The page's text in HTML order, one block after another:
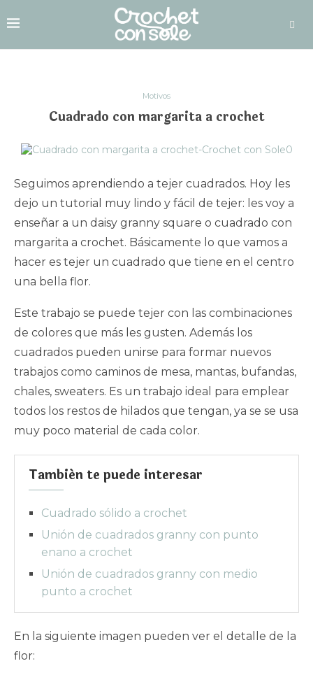
Motivos
Cuadrado con margarita a crochet
Seguimos aprendiendo a tejer cuadrados. Hoy les
dejo un tutorial muy lindo y fácil de tejer: les voy a
enseñar a un daisy granny square o cuadrado con
margarita a crochet. Básicamente lo que vamos a
hacer es tejer un cuadrado que tiene en el centro
una bella flor.
Este trabajo se puede tejer con las combinaciones
de colores que más les gusten. Además los
cuadrados pueden unirse para formar nuevos
trabajos como caminos de mesa, mantas, bufandas,
chales, sweaters. Es un trabajo ideal para emplear
todos los restos de hilados que tengan, ya se se usa
muy poco material de cada color.
También te puede interesar
Cuadrado sólido a crochet
Unión de cuadrados granny con punto
enano a crochet
Unión de cuadrados granny con medio
punto a crochet
En la siguiente imagen pueden ver el detalle de la
flor: